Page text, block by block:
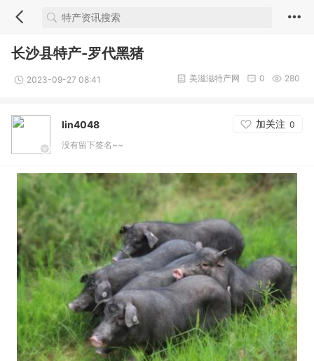
长沙县特产-罗代黑猪
2023-09-27 08:41 280
0
美滋滋特产网
lin4048 加关注 0
没有留下签名~~